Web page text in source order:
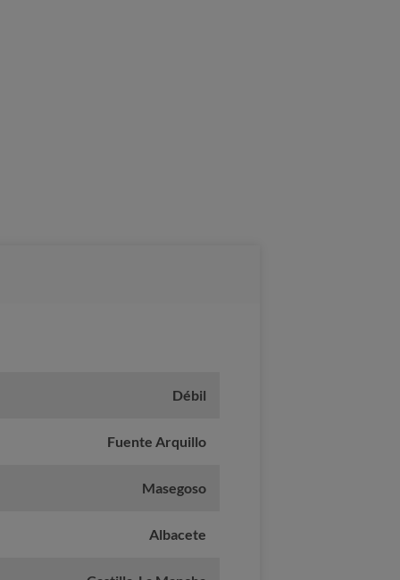
Débil
Fuente Arquillo
Masegoso
Albacete